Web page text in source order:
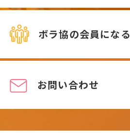
ボラ協の会員になる
お問い合わせ